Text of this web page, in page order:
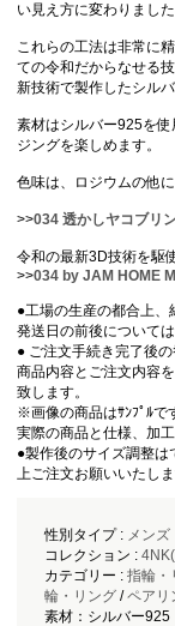
い見え方に変わりました
これらの工法は非常に
ての令和だからなせる
新技術で製作したシル
素材はシルバー925を
ジングを楽しめます。
色味は、ロジウムの他
>>034 透かしヤコブリ
令和の最新3D技術を駆
>>034 by JAM HOME
●工場の生産の都合上、
発送日の前後について
● ご注文手続き完了後の
商品内容とご注文内容
致します。
※画像の商品はｻﾝﾌﾟﾙで
実際の商品と仕様、加
●製作後のサイズ調整
上ご注文お願いいたしま
性別タイプ : メンズ
コレクション :
カテゴリー : 指輪・
輪・リング/ペアリ
素材：シルバー925